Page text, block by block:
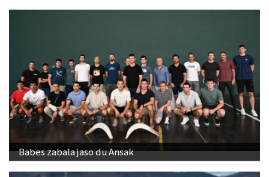
Babes zabala jaso du Ansak